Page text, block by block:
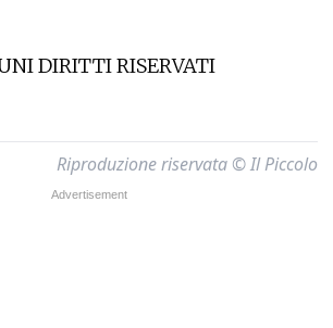
DIRITTI RISERVATI
Riproduzione riservata © Il Piccolo